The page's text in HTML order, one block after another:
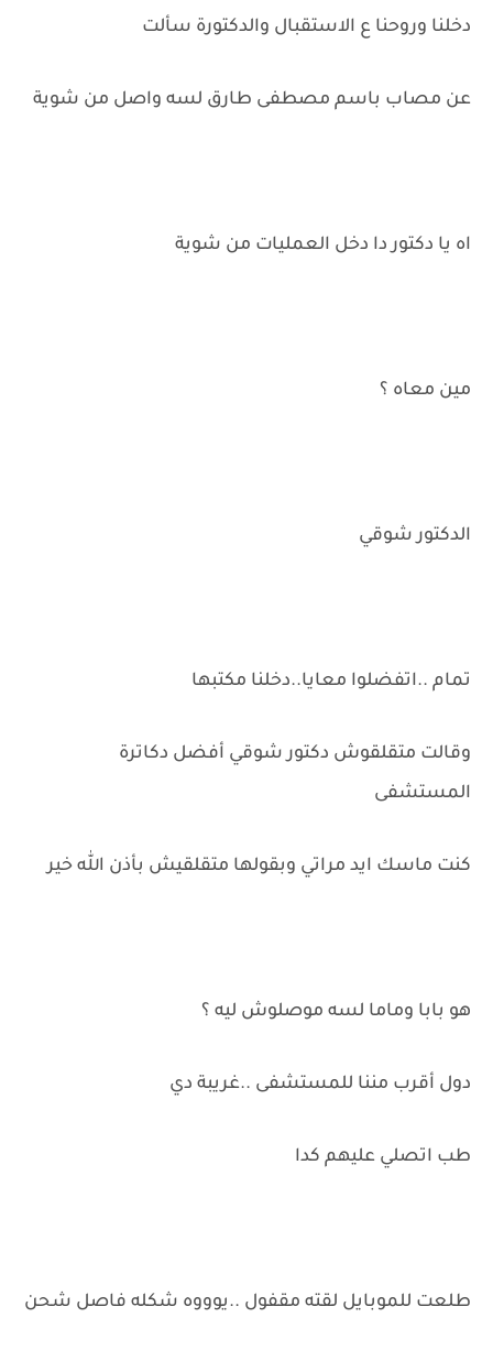
دخلنا وروحنا ع الاستقبال والدكتورة سألت
عن مصاب باسم مصطفى طارق لسه واصل من شوية
اه يا دكتور دا دخل العمليات من شوية
مين معاه ؟
الدكتور شوقي
تمام ..اتفضلوا معايا..دخلنا مكتبها
وقالت متقلقوش دكتور شوقي أفضل دكاترة
المستشفى
كنت ماسك ايد مراتي وبقولها متقلقيش بأذن الله خير
هو بابا وماما لسه موصلوش ليه ؟
دول أقرب مننا للمستشفى ..غريبة دي
طب اتصلي عليهم كدا
طلعت للموبايل لقته مقفول ..يوووه شكله فاصل شحن